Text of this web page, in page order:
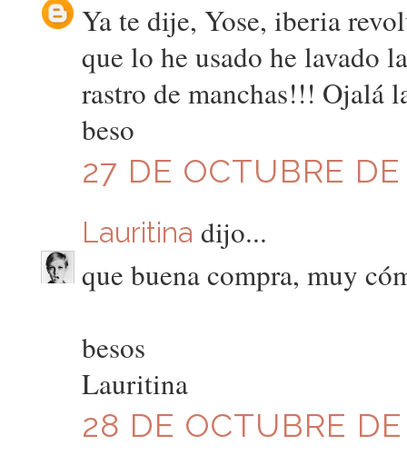
Ya te dije, Yose, iberia
que lo he usado he lavado
rastro de manchas!!! Ojalá
beso
27 DE OCTUBRE
Lauritina dijo...
que buena compra, muy
besos
Lauritina
28 DE OCTUBRE